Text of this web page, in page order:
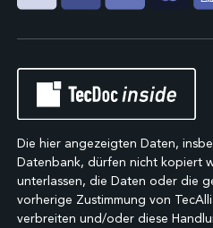
Die hier angezeigten Daten,
Datenbank, dürfen nicht kopiert
unterlassen, die Daten oder die
vorherige Zustimmung von
verbreiten und/oder diese